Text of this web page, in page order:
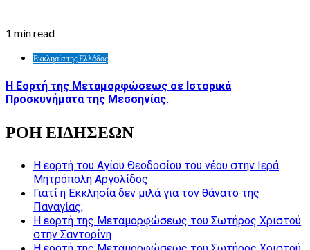
1 min read
Εκκλησία της Ελλάδος
Η Εορτή της Μεταμορφώσεως σε Ιστορικά
Προσκυνήματα της Μεσσηνίας.
ΡΟΗ ΕΙΔΗΣΕΩΝ
Η εορτή του Αγίου Θεοδοσίου του νέου στην Ιερά
Μητρόπολη Αργολίδος
Γιατί η Εκκλησία δεν μιλά για τον θάνατο της
Παναγίας;
Η εορτή της Μεταμορφώσεως του Σωτήρος Χριστού
στην Σαντορίνη